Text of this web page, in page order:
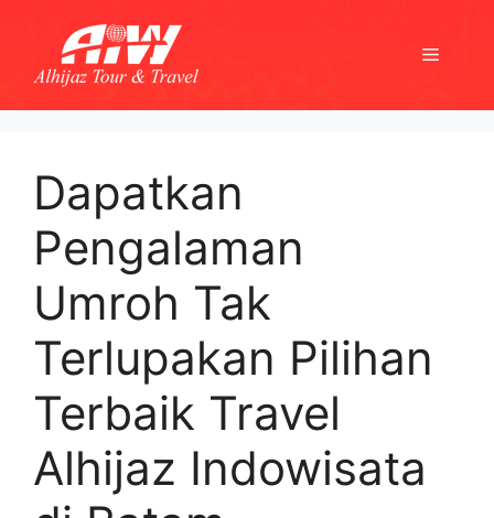
content
Menu
Dapatkan
Pengalaman
Umroh Tak
Terlupakan Pilihan
Terbaik Travel
Alhijaz Indowisata